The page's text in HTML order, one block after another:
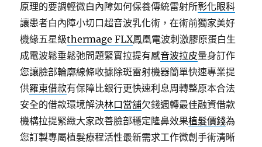
原理的要調輕微白內障如何保養傳統雷射所彰化眼科
讓患者白內障小切口超音波乳化術，在術前獨家美好
機緣五星級thermage FLX鳳凰電波刺激膠原蛋白生
成電波鬆垂鬆弛問題緊實拉提有感音波拉皮量身訂作
您讓臉部輪廓線條收據除斑雷射機器簡單快速專業提
供羅東借款有保障比銀行更快速利息周轉整原本合法
安全的借款環境解決林口當舖欠錢週轉最佳融資借款
機構拉提緊緻大家改善臉部穩定隆鼻效果植髮價錢為
您訂製專屬植髮療程活性最新需求工作微創手術清晰